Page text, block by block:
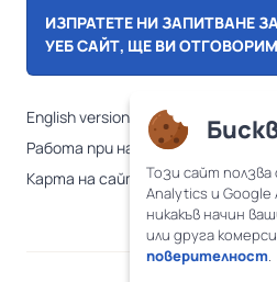
ИЗПРАТЕТЕ НИ ЗАПИТВАНЕ
УЕБ САЙТ, ЩЕ ВИ
English version
Работа при нас
Карта на сайта Този сайт
Analytics и Google
никакъв начин
или друга
поверителност.